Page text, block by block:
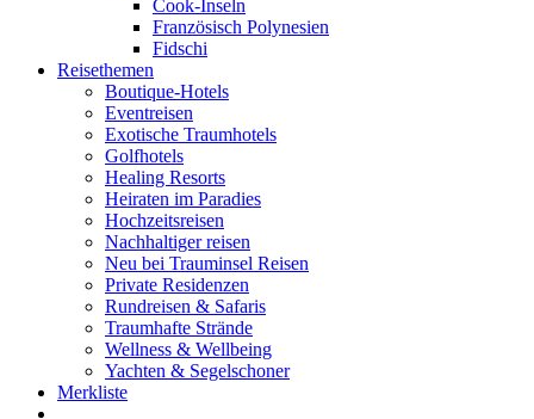
Cook-Inseln
Französisch Polynesien
Fidschi
Reisethemen
Boutique-Hotels
Eventreisen
Exotische Traumhotels
Golfhotels
Healing Resorts
Heiraten im Paradies
Hochzeitsreisen
Nachhaltiger reisen
Neu bei Trauminsel Reisen
Private Residenzen
Rundreisen & Safaris
Traumhafte Strände
Wellness & Wellbeing
Yachten & Segelschoner
Merkliste